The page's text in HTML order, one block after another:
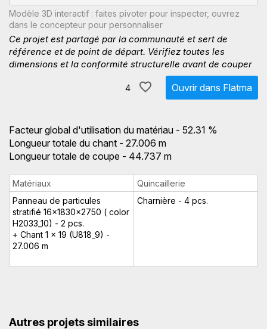
Modèle 3D interactif : faites pivoter pour inspecter, ouvrez
dans le concepteur pour personnaliser
Ce projet est partagé par la communauté et sert de
référence et de point de départ. Vérifiez toutes les
dimensions et la conformité structurelle avant de couper
4 Ouvrir dans Flatma
Facteur global d'utilisation du matériau - 52.31 %
Longueur totale du chant - 27.006 m
Longueur totale de coupe - 44.737 m
Matériaux
Quincaillerie
Panneau de particules
stratifié 16x1830x2750 ( color
H2033_10) - 2 pcs.
+ Chant 1 x 19 (U818_9) -
27.006 m
Charnière - 4 pcs.
Autres projets similaires